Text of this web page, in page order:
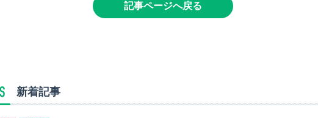
記事ページへ戻る
新着記事